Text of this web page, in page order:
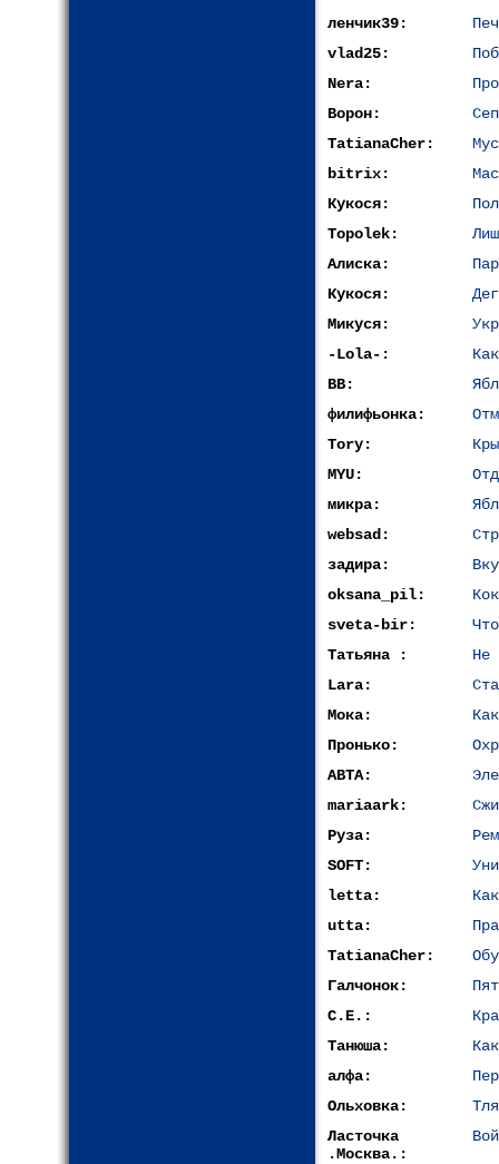
ленчик39:
vlad25:
Nera:
Ворон:
TatianaCher:
bitrix:
Кукося:
Topolek:
Алиска:
Кукося:
Микуся:
-Lola-:
ВВ:
филифьонка:
Tory:
MYU:
микра:
websad:
задира:
oksana_pil:
sveta-bir:
Татьяна :
Не
Lara:
Мока:
Пронько:
АВТА:
mariaark:
Руза:
SOFT:
letta:
utta:
TatianaCher:
Галчонок:
С.Е.:
Танюша:
алфа:
Ольховка:
Ласточка
.Москва.: